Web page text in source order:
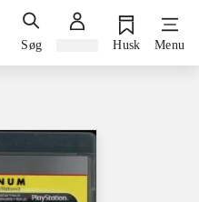
Søg Husk Menu